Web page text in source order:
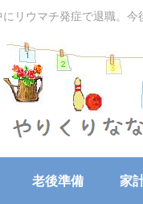
リウマチ発症で退職。
老後準備 家